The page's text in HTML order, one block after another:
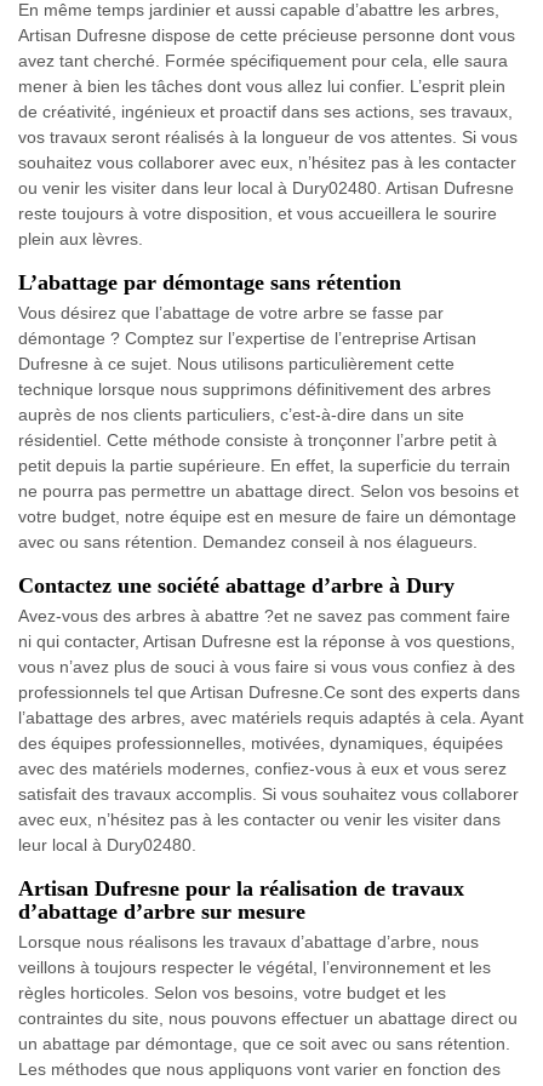
En même temps jardinier et aussi capable d’abattre les arbres,
Artisan Dufresne dispose de cette précieuse personne dont vous
avez tant cherché. Formée spécifiquement pour cela, elle saura
mener à bien les tâches dont vous allez lui confier. L’esprit plein
de créativité, ingénieux et proactif dans ses actions, ses travaux,
vos travaux seront réalisés à la longueur de vos attentes. Si vous
souhaitez vous collaborer avec eux, n’hésitez pas à les contacter
ou venir les visiter dans leur local à Dury02480. Artisan Dufresne
reste toujours à votre disposition, et vous accueillera le sourire
plein aux lèvres.
L’abattage par démontage sans rétention
Vous désirez que l’abattage de votre arbre se fasse par
démontage ? Comptez sur l’expertise de l’entreprise Artisan
Dufresne à ce sujet. Nous utilisons particulièrement cette
technique lorsque nous supprimons définitivement des arbres
auprès de nos clients particuliers, c’est-à-dire dans un site
résidentiel. Cette méthode consiste à tronçonner l’arbre petit à
petit depuis la partie supérieure. En effet, la superficie du terrain
ne pourra pas permettre un abattage direct. Selon vos besoins et
votre budget, notre équipe est en mesure de faire un démontage
avec ou sans rétention. Demandez conseil à nos élagueurs.
Contactez une société abattage d’arbre à Dury
Avez-vous des arbres à abattre ?et ne savez pas comment faire
ni qui contacter, Artisan Dufresne est la réponse à vos questions,
vous n’avez plus de souci à vous faire si vous vous confiez à des
professionnels tel que Artisan Dufresne.Ce sont des experts dans
l’abattage des arbres, avec matériels requis adaptés à cela. Ayant
des équipes professionnelles, motivées, dynamiques, équipées
avec des matériels modernes, confiez-vous à eux et vous serez
satisfait des travaux accomplis. Si vous souhaitez vous collaborer
avec eux, n’hésitez pas à les contacter ou venir les visiter dans
leur local à Dury02480.
Artisan Dufresne pour la réalisation de travaux
d’abattage d’arbre sur mesure
Lorsque nous réalisons les travaux d’abattage d’arbre, nous
veillons à toujours respecter le végétal, l’environnement et les
règles horticoles. Selon vos besoins, votre budget et les
contraintes du site, nous pouvons effectuer un abattage direct ou
un abattage par démontage, que ce soit avec ou sans rétention.
Les méthodes que nous appliquons vont varier en fonction des